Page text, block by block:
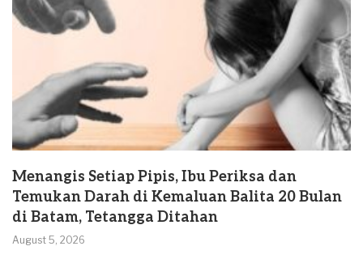
Menangis Setiap Pipis, Ibu Periksa dan
Temukan Darah di Kemaluan Balita 20 Bulan
di Batam, Tetangga Ditahan
August 5, 2026